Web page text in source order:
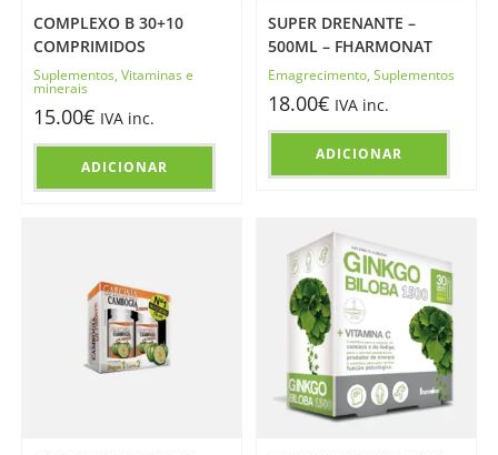
COMPLEXO B 30+10
COMPRIMIDOS
Suplementos, Vitaminas e
minerais
15.00€ IVA inc.
ADICIONAR
SUPER DRENANTE –
500ML – FHARMONAT
Emagrecimento,Suplementos
18.00€ IVA inc.
ADICIONAR